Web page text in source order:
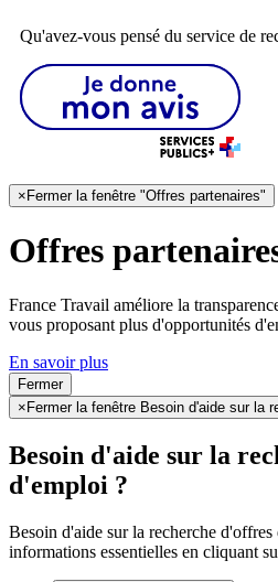
Qu'avez-vous pensé du service de
× Fermer la fenêtre "Offres partenaires"
Offres
France Travail améliore la
vous proposant plus d'opportunités
En savoir plus
Fermer
× Fermer la fenêtre Besoin d'aide sur la
Besoin d'aide sur la
d'emploi ?
Besoin d'aide sur la recherche
informations essentielles en cliquant